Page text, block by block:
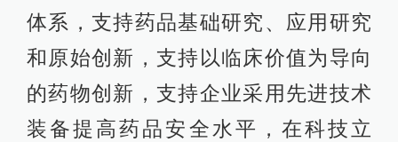
体系，支持药品基础研究、应用研究
和原始创新，支持以临床价值为导向
的药物创新，支持企业采用先进技术
装备提高药品安全水平，在科技立